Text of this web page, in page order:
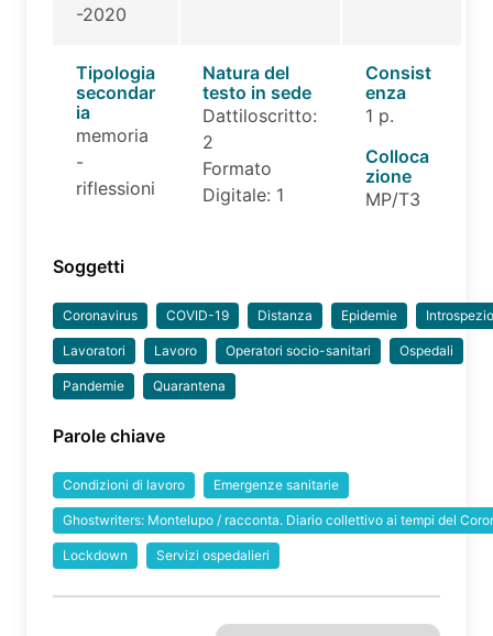
-2020
Tipologia
secondar
ia
memoria
-
riflessioni
Natura del
testo in sede
Dattiloscritto:
2
Formato
Digitale: 1
Consist
enza
1 p.
Colloca
zione
MP/T3
Soggetti
Coronavirus COVID-19 Distanza Epidemie
Lavoratori Lavoro Operatori socio-sanitari Ospedali
Pandemie Quarantena
Parole chiave
Condizioni di lavoro Emergenze sanitarie
Ghostwriters: Montelupo / racconta. Diario collettivo ai tempi del
Lockdown Servizi ospedalieri